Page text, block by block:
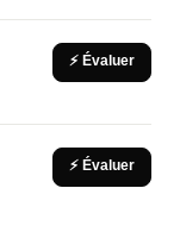
⚡ Évaluer
⚡ Évaluer